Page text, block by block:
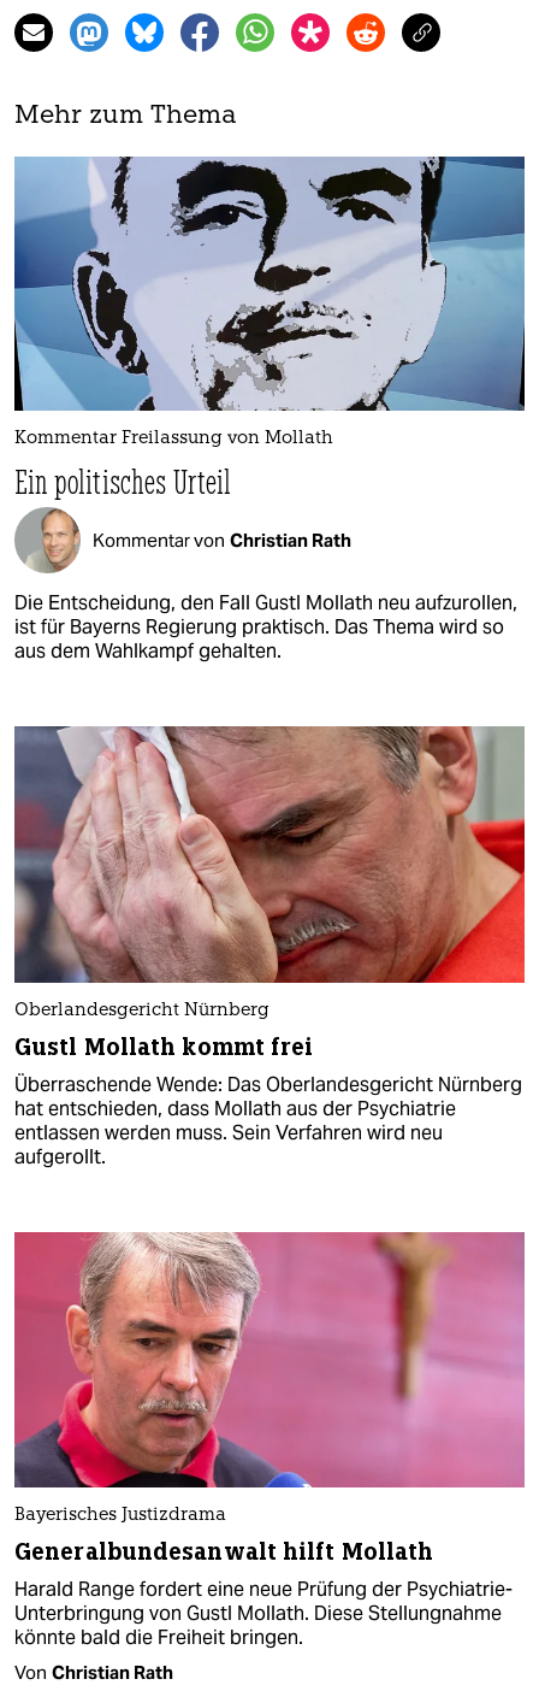
Mehr zum Thema
Kommentar Freilassung von Mollath
Ein politisches Urteil
Kommentar von Christian Rath
Die Entscheidung, den Fall Gustl Mollath neu aufzurollen,
ist für Bayerns Regierung praktisch. Das Thema wird so
aus dem Wahlkampf gehalten.
Oberlandesgericht Nürnberg
Gustl Mollath kommt frei
Überraschende Wende: Das Oberlandesgericht Nürnberg
hat entschieden, dass Mollath aus der Psychiatrie
entlassen werden muss. Sein Verfahren wird neu
aufgerollt.
Bayerisches Justizdrama
Generalbundesanwalt hilft Mollath
Harald Range fordert eine neue Prüfung der Psychiatrie-
Unterbringung von Gustl Mollath. Diese Stellungnahme
könnte bald die Freiheit bringen.
Von Christian Rath